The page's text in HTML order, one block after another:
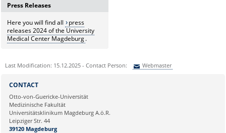
Press Releases
Here you will find all
press
releases 2024 of the University
Medical Center Magdeburg.
Last Modification: 15.12.2025 - Contact Person: Webmaster
Ihre E-Mailadresse:
Ihr Anliegen:
CONTACT
Otto-von-Guericke-Universität
Medizinische Fakultät
Universitätsklinikum Magdeburg A.ö.R.
Leipziger Str. 44
39120 Magdeburg